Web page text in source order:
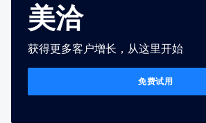
美洽
获得更多客户增长，从这里开始
免费试用